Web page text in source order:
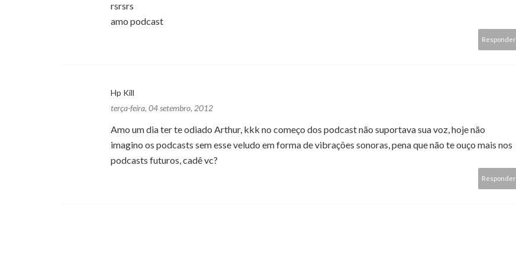
rsrsrs
amo podcast
Responder
Hp Kill
terça-feira, 04 setembro, 2012
Amo um dia ter te odiado Arthur, kkk no começo dos podcast não suportava sua voz, hoje não
imagino os podcasts sem esse veludo em forma de vibrações sonoras, pena que não te ouço mais nos
podcasts futuros, cadê vc?
Responder